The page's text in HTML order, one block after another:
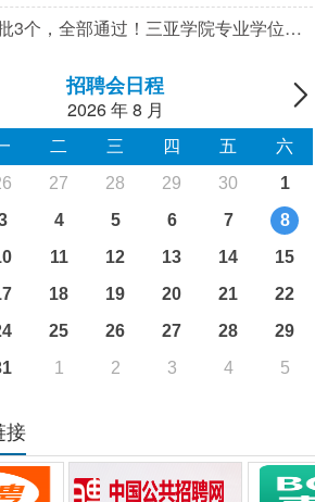
3个，全部通过！三亚学院专业学位类
招聘会日程
2026年8 月
二 三 四 五
六
27 28 29 30
1
4 5 6 7
8
11 12 13 14
15
18 19 20 21
22
25 26 27 28
29
1 2 3 4 5
接